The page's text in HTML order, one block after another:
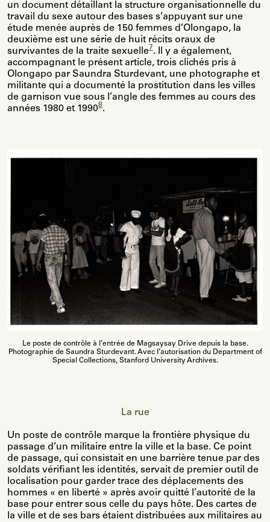
un document détaillant la structure organisationnelle du
travail du sexe autour des bases s’appuyant sur une
étude menée auprès de 150 femmes d’Olongapo, la
deuxième est une série de huit récits oraux de
survivantes de la traite sexuelle7. Il y a également,
accompagnant le présent article, trois clichés pris à
Olongapo par Saundra Sturdevant, une photographe et
militante qui a documenté la prostitution dans les villes
de garnison vue sous l’angle des femmes au cours des
années 1980 et 19908.
Le poste de contrôle à l’entrée de Magsaysay Drive depuis la base.
Photographie de Saundra Sturdevant. Avec l’autorisation du Department of
Special Collections, Stanford University Archives.
La rue
Un poste de contrôle marque la frontière physique du
passage d’un militaire entre la ville et la base. Ce point
de passage, qui consistait en une barrière tenue par des
soldats vérifiant les identités, servait de premier outil de
localisation pour garder trace des déplacements des
hommes « en liberté » après avoir quitté l’autorité de la
base pour entrer sous celle du pays hôte. Des cartes de
la ville et de ses bars étaient distribuées aux militaires au